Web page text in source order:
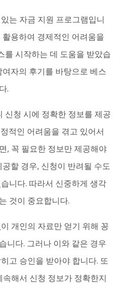
는 자금 지원 프로그램입니
용하여 경제적인 어려움을
를 시작하는 데 도움을 받았습
자의 후기를 바탕으로 베스
.
신청 시에 정확한 정보를 제공
적인 어려움을 겪고 있어서
, 꼭 필요한 정보만 제공해야
할 경우, 신청이 반려될 수도
니다. 따라서 신중하게 생각
것이 중요합니다.
개인의 자료만 얻기 위해 꽁
니다. 그러나 이와 같은 경우
고 승인을 받아야 합니다. 또
해서 신청 정보가 정확한지